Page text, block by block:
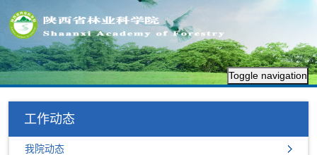
Toggle navigation
工作动态
我院动态